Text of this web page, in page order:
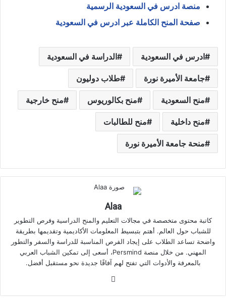
منصة ادرس في السعودية الرسمية
صفحة المنح الكاملة عبر ادرس في السعودية
ادرس في السعودية الدراسة في السعودية
جامعة الأميرة نورة طلاب دوليون
منح السعودية منح بكالوريوس منح خارجية
منح داخلية منح للطالبات
منحة جامعة الأميرة نورة
Alaa
كاتبة محتوى متخصصة في مجالات التعليم والمنح الدراسية وفرص التطوير
للشباب حول العالم. أهتم بتبسيط المعلومات الأكاديمية وتقديمها بطريقة
واضحة تساعد الطلاب على إيجاد الفرص المناسبة للدراسة والسفر والتطور
المهني. من خلال منصة Persmind، أسعى إلى تمكين الشباب العربي
بالمعرفة والأدوات التي تفتح لهم آفاقًا جديدة نحو مستقبل أفضل.